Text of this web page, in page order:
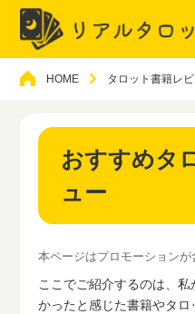
HOME タロット書籍レ
おすすめタ
ュー
本ページはプロモーションが
ここでご紹介するのは、
かったと感じた書籍やタロ